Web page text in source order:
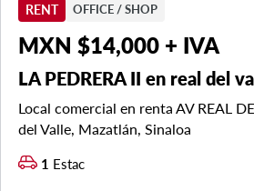
RENT OFFICE / SHOP
MXN $14,000 + IVA
LA PEDRERA II en real del
Local comercial en renta AV REAL
del Valle, Mazatlán, Sinaloa
1 Estac